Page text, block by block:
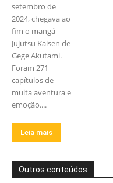
setembro de
2024, chegava ao
fim o mangá
Jujutsu Kaisen de
Gege Akutami.
Foram 271
capítulos de
muita aventura e
emoção....
Leia mais
Outros conteúdos